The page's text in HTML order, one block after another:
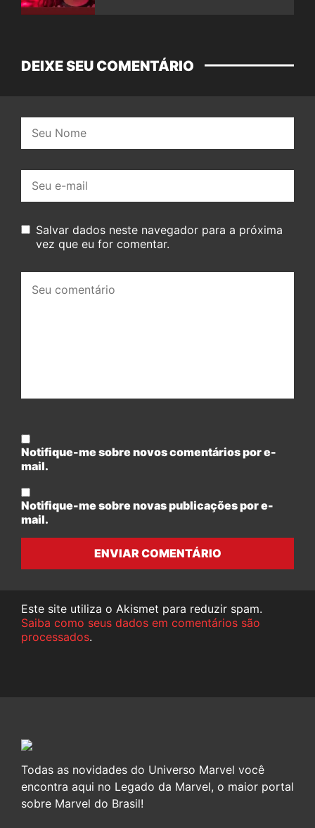
DEIXE SEU COMENTÁRIO
mail:
Salvar dados neste navegador para a próxima
vez que eu for comentar.
comentário:
Notifique-me sobre novos comentários por e-
mail.
Notifique-me sobre novas publicações por e-
mail.
ENVIAR COMENTÁRIO
Este site utiliza o Akismet para reduzir spam.
Saiba como seus dados em comentários são
processados.
Todas as novidades do Universo Marvel você
encontra aqui no Legado da Marvel, o maior portal
sobre Marvel do Brasil!